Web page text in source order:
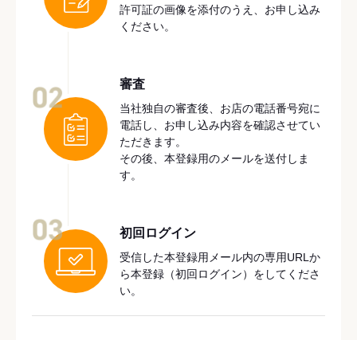
許可証の画像を添付のうえ、お申し込み
ください。
審査
当社独自の審査後、お店の電話番号宛に
電話し、お申し込み内容を確認させてい
ただきます。
その後、本登録用のメールを送付しま
す。
初回ログイン
受信した本登録用メール内の専用URLか
ら本登録（初回ログイン）をしてくださ
い。